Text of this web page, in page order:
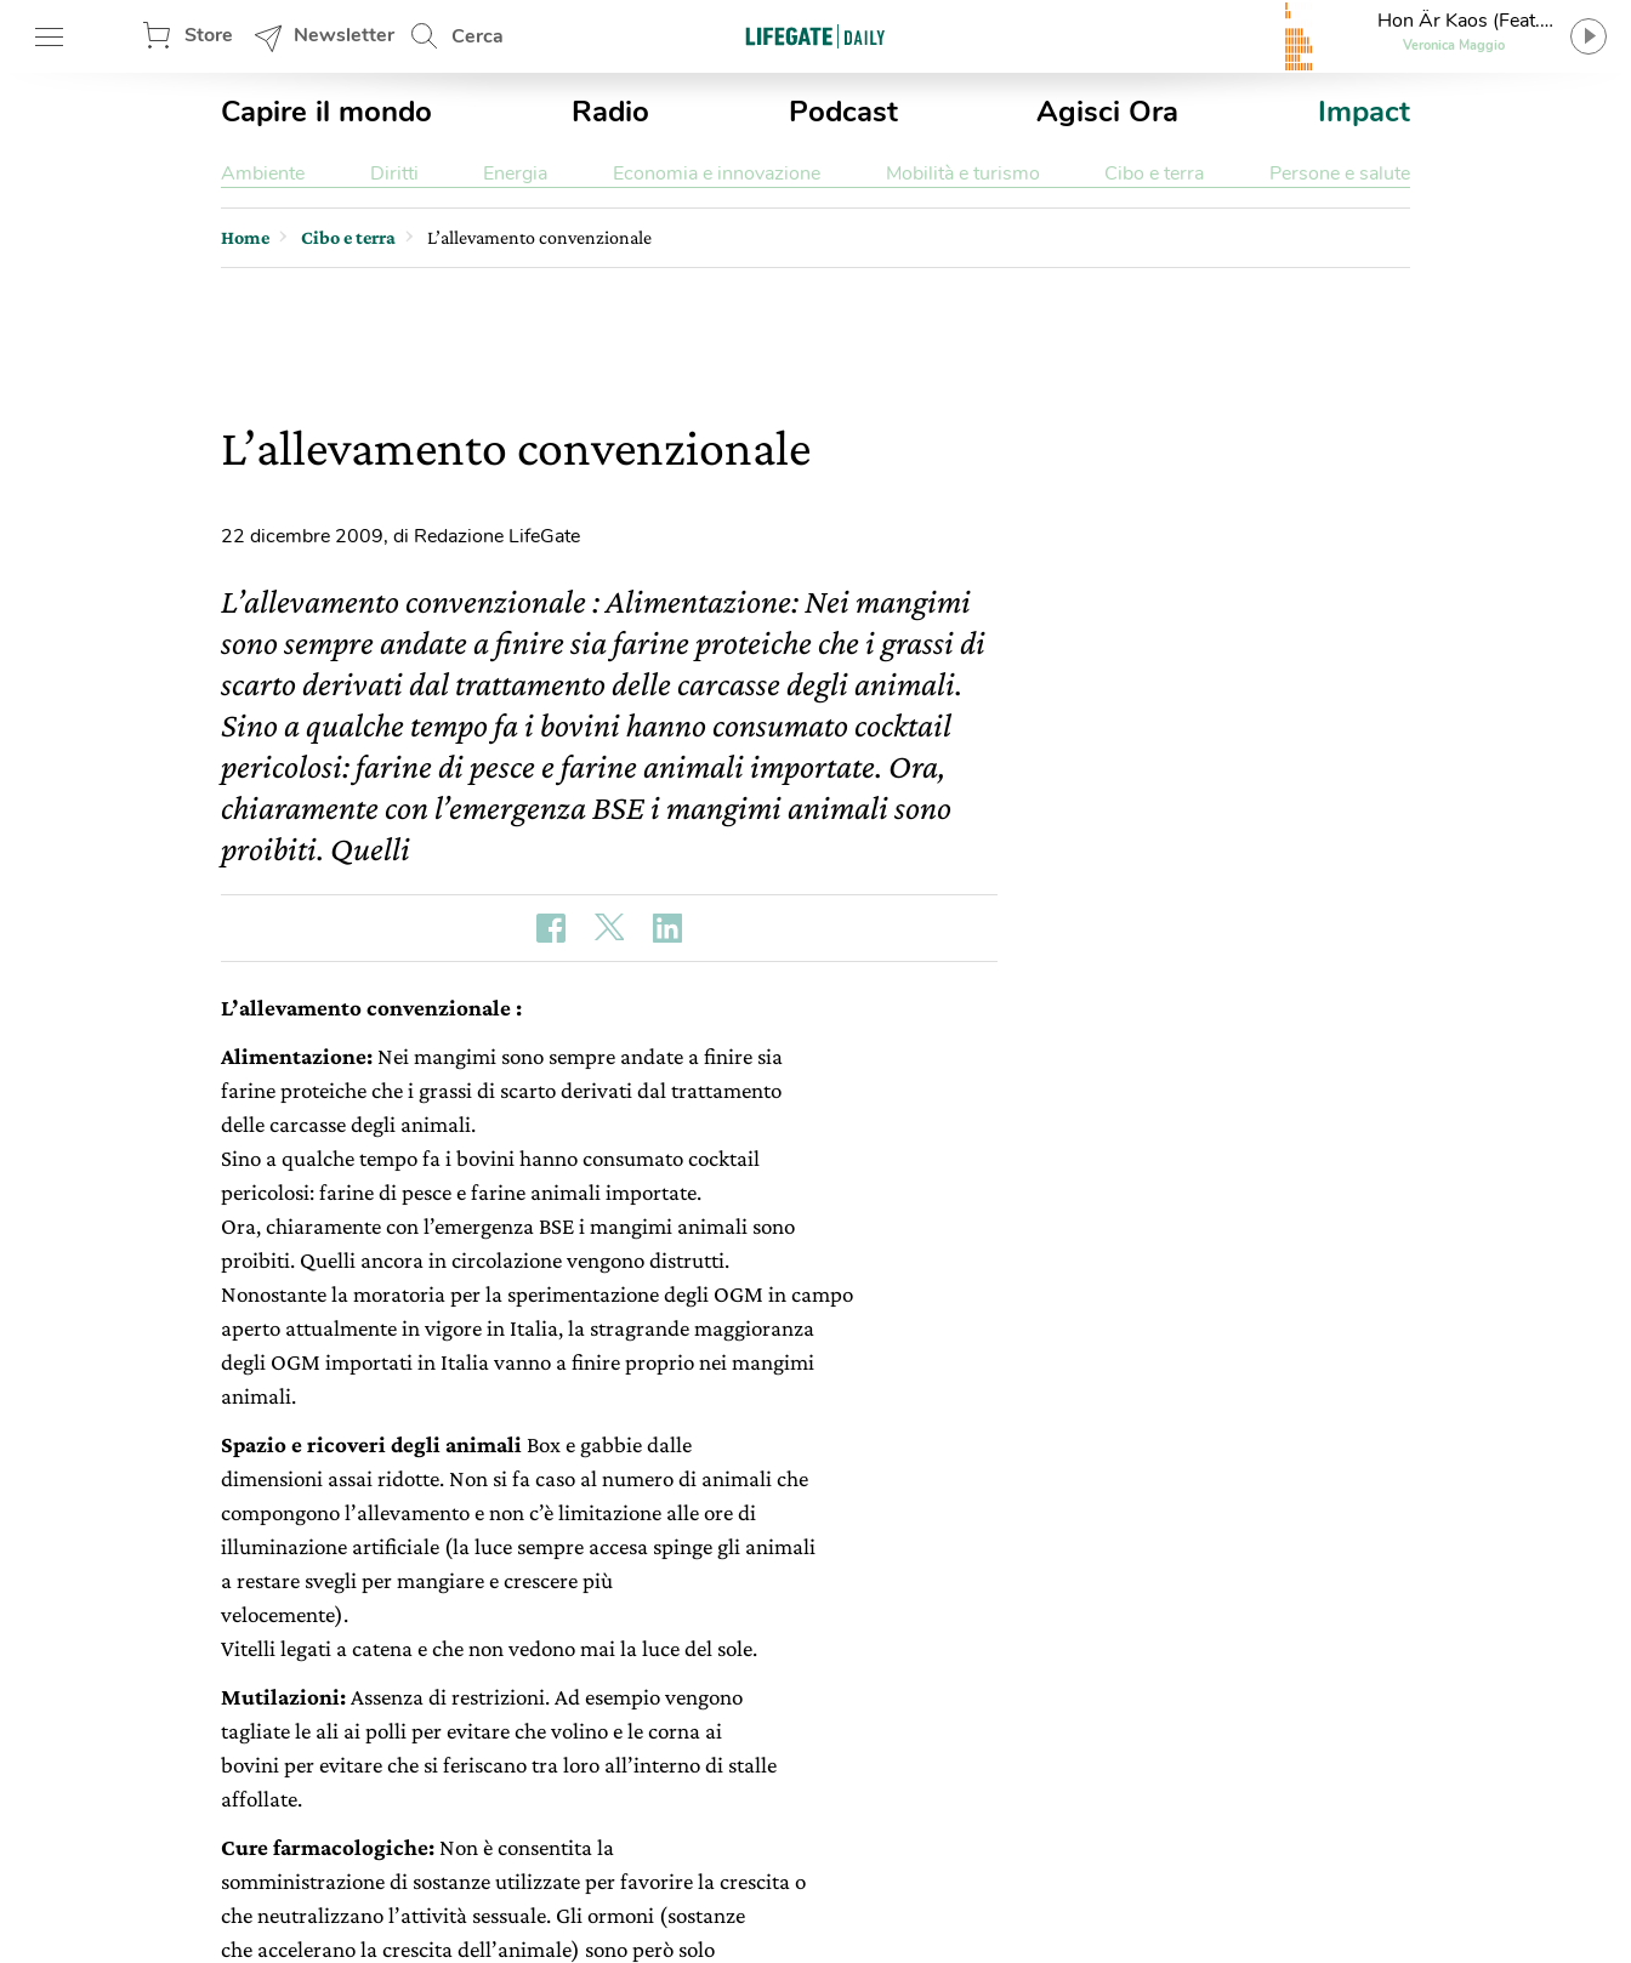
Store Newsletter Cerca
Hon Är Kaos (Feat.
Yung Lean)
Veronica Maggio
Capire il mondo Radio Podcast Agisci Ora Impact
Ambiente Diritti Energia Economia e innovazione Mobilità e turismo Cibo e terra Persone e salute
Home Cibo e terra L’allevamento convenzionale
L’allevamento convenzionale
22 dicembre 2009, di Redazione LifeGate
L’allevamento convenzionale : Alimentazione: Nei mangimi
sono sempre andate a finire sia farine proteiche che i grassi di
scarto derivati dal trattamento delle carcasse degli animali.
Sino a qualche tempo fa i bovini hanno consumato cocktail
pericolosi: farine di pesce e farine animali importate. Ora,
chiaramente con l’emergenza BSE i mangimi animali sono
proibiti. Quelli
L’allevamento convenzionale :
Alimentazione: Nei mangimi sono sempre andate a finire sia
farine proteiche che i grassi di scarto derivati dal trattamento
delle carcasse degli animali.
Sino a qualche tempo fa i bovini hanno consumato cocktail
pericolosi: farine di pesce e farine animali importate.
Ora, chiaramente con l’emergenza BSE i mangimi animali sono
proibiti. Quelli ancora in circolazione vengono distrutti.
Nonostante la moratoria per la sperimentazione degli OGM in campo
aperto attualmente in vigore in Italia, la stragrande maggioranza
degli OGM importati in Italia vanno a finire proprio nei mangimi
animali.
Spazio e ricoveri degli animali Box e gabbie dalle
dimensioni assai ridotte. Non si fa caso al numero di animali che
compongono l’allevamento e non c’è limitazione alle ore di
illuminazione artificiale (la luce sempre accesa spinge gli animali
a restare svegli per mangiare e crescere più
velocemente).
Vitelli legati a catena e che non vedono mai la luce del sole.
Mutilazioni: Assenza di restrizioni. Ad esempio vengono
tagliate le ali ai polli per evitare che volino e le corna ai
bovini per evitare che si feriscano tra loro all’interno di stalle
affollate.
Cure farmacologiche: Non è consentita la
somministrazione di sostanze utilizzate per favorire la crescita o
che neutralizzano l’attività sessuale. Gli ormoni (sostanze
che accelerano la crescita dell’animale) sono però solo